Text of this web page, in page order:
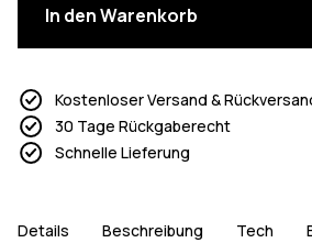
In den Warenkorb
Kostenloser Versand &
30 Tage Rückgaberecht
Schnelle Lieferung
Details Beschreibung Tech